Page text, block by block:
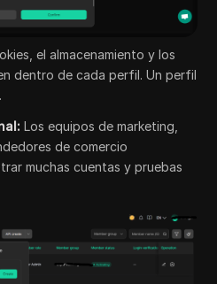
el almacenamiento y los
dentro de cada perfil. Un perfil
Los equipos de marketing,
de comercio
muchas cuentas y pruebas